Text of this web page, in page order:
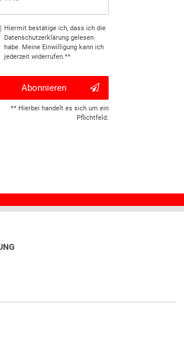
Hiermit bestätige ich, dass ich die
Daten­schutz­erklärunggelesen
habe. Meine Einwilligung kann ich
jederzeit widerrufen.**
Abonnieren
** Hierbei handelt es sich um ein
Pflichtfeld.